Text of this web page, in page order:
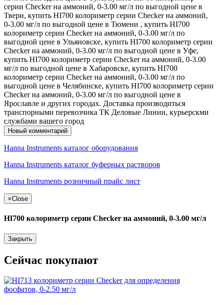
серии Checker на аммоний, 0-3.00 мг/л по выгодной цене в
Твери, купить HI700 колориметр серии Checker на аммоний,
0-3.00 мг/л по выгодной цене в Тюмени , купить HI700
колориметр серии Checker на аммоний, 0-3.00 мг/л по
выгодной цене в Ульяновске, купить HI700 колориметр серии
Checker на аммоний, 0-3.00 мг/л по выгодной цене в Уфе,
купить HI700 колориметр серии Checker на аммоний, 0-3.00
мг/л по выгодной цене в Хабаровске, купить HI700
колориметр серии Checker на аммоний, 0-3.00 мг/л по
выгодной цене в Челябинске, купить HI700 колориметр серии
Checker на аммоний, 0-3.00 мг/л по выгодной цене в
Ярославле и других городах. Доставка производиться
транспорными перевозчика ТК Деловые Линии, курьерскми
службами вашего город
Новый комментарий
Hanna Instruments каталог оборудования
Hanna Instruments каталог буферных растворов
Hanna Instruments розничный прайс лист
×Close
HI700 колориметр серии Checker на аммоний, 0-3.00 мг/л
Закрыть
Сейчас покупают